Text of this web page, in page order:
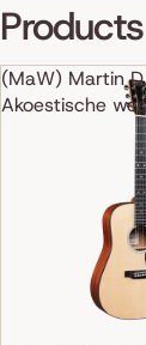
Products
(MaW) Martin
Akoestische